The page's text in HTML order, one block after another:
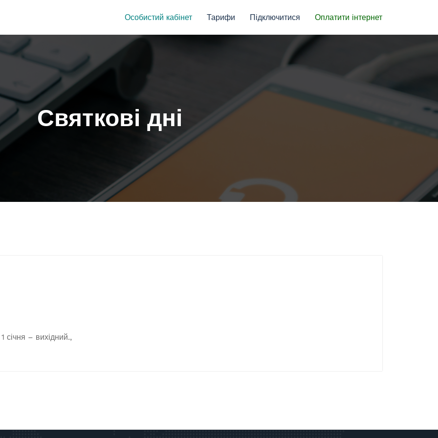
Особистий кабінет Тарифи Підключитися Оплатити інтернет
Святкові дні
січня – вихідний.,